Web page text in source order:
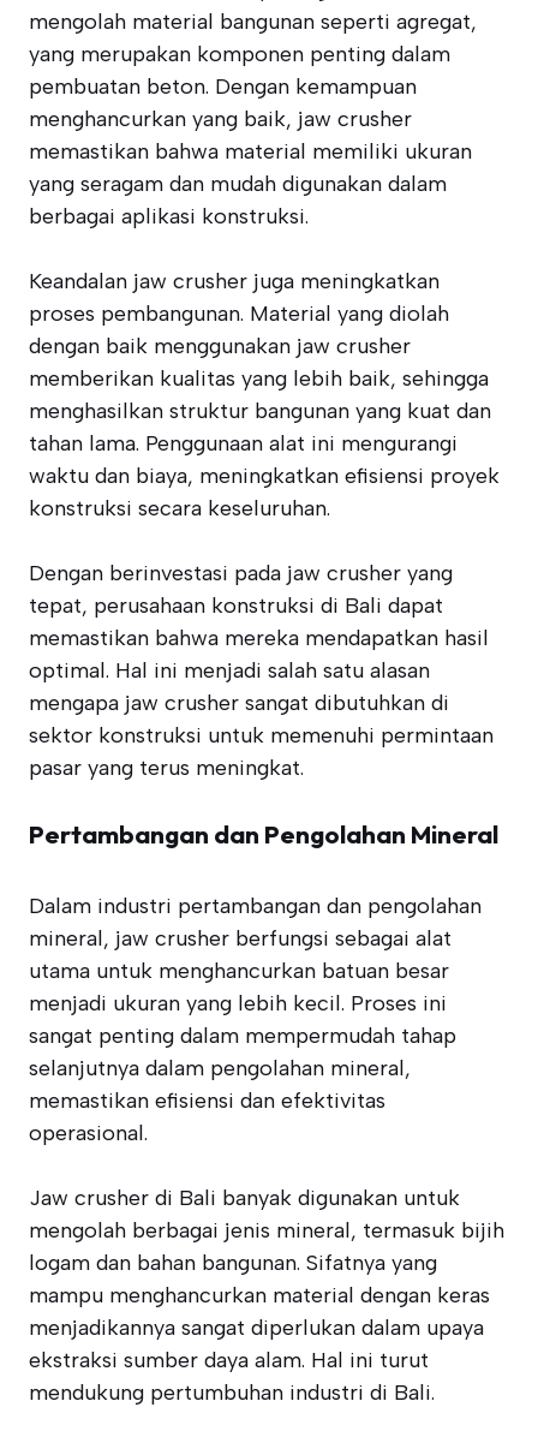
mengolah material bangunan seperti agregat,
yang merupakan komponen penting dalam
pembuatan beton. Dengan kemampuan
menghancurkan yang baik, jaw crusher
memastikan bahwa material memiliki ukuran
yang seragam dan mudah digunakan dalam
berbagai aplikasi konstruksi.
Keandalan jaw crusher juga meningkatkan
proses pembangunan. Material yang diolah
dengan baik menggunakan jaw crusher
memberikan kualitas yang lebih baik, sehingga
menghasilkan struktur bangunan yang kuat dan
tahan lama. Penggunaan alat ini mengurangi
waktu dan biaya, meningkatkan efisiensi proyek
konstruksi secara keseluruhan.
Dengan berinvestasi pada jaw crusher yang
tepat, perusahaan konstruksi di Bali dapat
memastikan bahwa mereka mendapatkan hasil
optimal. Hal ini menjadi salah satu alasan
mengapa jaw crusher sangat dibutuhkan di
sektor konstruksi untuk memenuhi permintaan
pasar yang terus meningkat.
Pertambangan dan Pengolahan Mineral
Dalam industri pertambangan dan pengolahan
mineral, jaw crusher berfungsi sebagai alat
utama untuk menghancurkan batuan besar
menjadi ukuran yang lebih kecil. Proses ini
sangat penting dalam mempermudah tahap
selanjutnya dalam pengolahan mineral,
memastikan efisiensi dan efektivitas
operasional.
Jaw crusher di Bali banyak digunakan untuk
mengolah berbagai jenis mineral, termasuk bijih
logam dan bahan bangunan. Sifatnya yang
mampu menghancurkan material dengan keras
menjadikannya sangat diperlukan dalam upaya
ekstraksi sumber daya alam. Hal ini turut
mendukung pertumbuhan industri di Bali.